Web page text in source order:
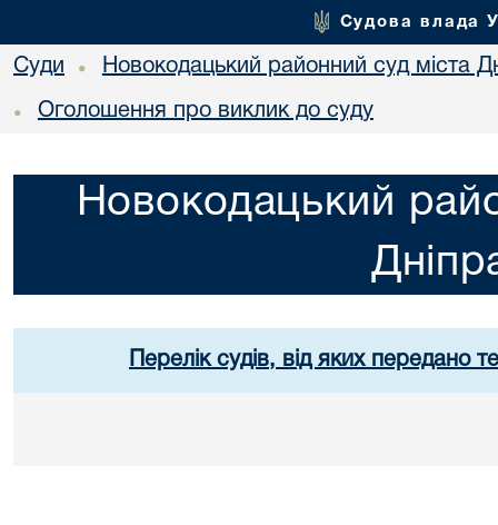
Судова влада
Суди • Новокодацький районний суд міста
• Оголошення про виклик до суду
Новокодацький
Перелік судів, від яких передано